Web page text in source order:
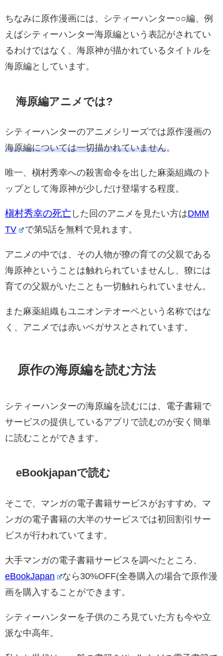
ちなみに原作漫画には、シティーハンター○○編、例
えばシティーハンター海原編という表記がされてい
るわけではなく、海原神が描かれているタイトルを
海原編としています。
海原編アニメでは?
シティーハンターのアニメシリーズでは原作漫画の
海原編については一切描かれていません。
唯一、槇村秀幸への殺害命令を出した麻薬組織のト
ップとして海原神が少しだけ登場する程度。
槇村秀幸の死亡 した回のアニメを見たい方は DMM
TV
で第5話を無料で見れます。
アニメの中では、その人物が獠の育ての父親である
海原神ということは触れられていませんし、獠には
育ての父親がいたことも一切触れられていません。
また麻薬組織もユニオンテオーペという名称ではな
く、アニメでは赤いペガサスとされています。
原作の海原編を読む方法
シティーハンターの海原編を読むには、電子書籍で
サービスの提供しているアプリで読むのが安く簡単
に読むことができます。
eBookjapanで読む
そこで、マンガの電子書籍サービスがおすすめ。マ
ンガの電子書籍の大半のサービスでは初回割引サー
ビスが行われていてます。
大手マンガの電子書籍サービスを調べたところ、
eBookJapan
なら30%OFF(全巻購入の場合で原作漫
画を購入することができます。
シティーハンターを子供のころ見ていた方も今や立
派な中高年。